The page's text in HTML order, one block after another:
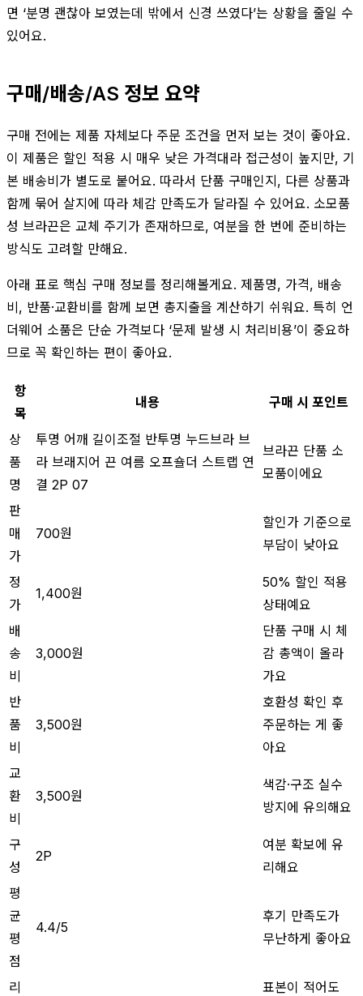
면 ‘분명 괜찮아 보였는데 밖에서 신경 쓰였다’는 상황을 줄일 수
있어요.
구매/배송/AS 정보 요약
구매 전에는 제품 자체보다 주문 조건을 먼저 보는 것이 좋아요.
이 제품은 할인 적용 시 매우 낮은 가격대라 접근성이 높지만, 기
본 배송비가 별도로 붙어요. 따라서 단품 구매인지, 다른 상품과
함께 묶어 살지에 따라 체감 만족도가 달라질 수 있어요. 소모품
성 브라끈은 교체 주기가 존재하므로, 여분을 한 번에 준비하는
방식도 고려할 만해요.
아래 표로 핵심 구매 정보를 정리해볼게요. 제품명, 가격, 배송
비, 반품·교환비를 함께 보면 총지출을 계산하기 쉬워요. 특히 언
더웨어 소품은 단순 가격보다 ‘문제 발생 시 처리비용’이 중요하
므로 꼭 확인하는 편이 좋아요.
항
목
내용 구매 시 포인트
상
품
명
투명 어깨 길이조절 반투명 누드브라 브
라 브래지어 끈 여름 오프숄더 스트랩 연
결 2P 07
브라끈 단품 소
모품이에요
판
매
가
700원
할인가 기준으로
부담이 낮아요
정
가
1,400원
50% 할인 적용
상태예요
배
송
비
3,000원
단품 구매 시 체
감 총액이 올라
가요
반
품
비
3,500원
호환성 확인 후
주문하는 게 좋
아요
교
환
비
3,500원
색감·구조 실수
방지에 유의해요
구
성
2P
여분 확보에 유
리해요
평
균
평
점
4.4/5
후기 만족도가
무난하게 좋아요
리
표본이 적어도